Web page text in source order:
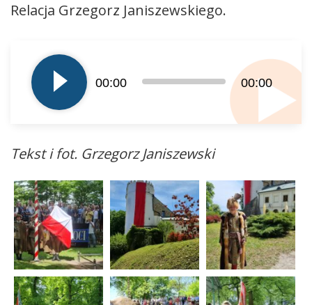
Relacja Grzegorz Janiszewskiego.
plików
dźwiękowych
00:00 00:00
Tekst i fot. Grzegorz Janiszewski